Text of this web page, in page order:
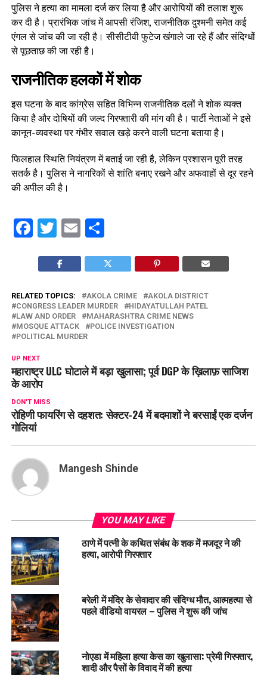
पुलिस ने हत्या का मामला दर्ज कर लिया है और आरोपियों की तलाश शुरू
कर दी है। प्रारंभिक जांच में आपसी रंजिश, राजनीतिक दुश्मनी समेत कई
एंगल से जांच की जा रही है। सीसीटीवी फुटेज खंगाले जा रहे हैं और संदिग्धों
से पूछताछ की जा रही है।
राजनीतिक हलकों में शोक
इस घटना के बाद कांग्रेस सहित विभिन्न राजनीतिक दलों ने शोक व्यक्त
किया है और दोषियों की जल्द गिरफ्तारी की मांग की है। पार्टी नेताओं ने इसे
कानून-व्यवस्था पर गंभीर सवाल खड़े करने वाली घटना बताया है।
फिलहाल स्थिति नियंत्रण में बताई जा रही है, लेकिन प्रशासन पूरी तरह
सतर्क है। पुलिस ने नागरिकों से शांति बनाए रखने और अफवाहों से दूर रहने
की अपील की है।
Facebook
Twitter
EmailShare
RELATED TOPICS: AKOLA CRIME
AKOLA DISTRICT
CONGRESS LEADER MURDER
HIDAYATULLAH PATEL
LAW AND ORDER
MAHARASHTRA CRIME NEWS
MOSQUE ATTACK
POLICE INVESTIGATION
POLITICAL MURDER
UP NEXT
महाराष्ट्र ULC घोटाले में बड़ा खुलासा; पूर्व DGP के ख़िलाफ़ साजिश
के आरोप
DON'T MISS
रोहिणी फायरिंग से दहशत: सेक्टर-24 में बदमाशों ने बरसाईं एक दर्जन
गोलियां
Mangesh Shinde
YOU MAY LIKE
ठाणे में पत्नी के कथित संबंध के शक में मजदूर ने की
हत्या, आरोपी गिरफ्तार
बरेली में मंदिर के सेवादार की संदिग्ध मौत, आत्महत्या से
पहले वीडियो वायरल – पुलिस ने शुरू की जांच
नोएडा में महिला हत्या केस का खुलासा: प्रेमी गिरफ्तार,
शादी और पैसों के विवाद में की हत्या